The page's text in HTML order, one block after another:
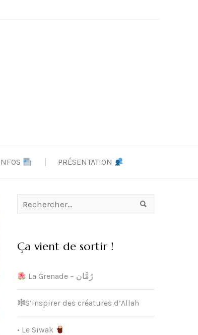
PRÉSENTATION
Ça vient de sortir !
La Grenade – رُمَّان
🕸S’inspirer des créatures d’Allah
• Le Siwak